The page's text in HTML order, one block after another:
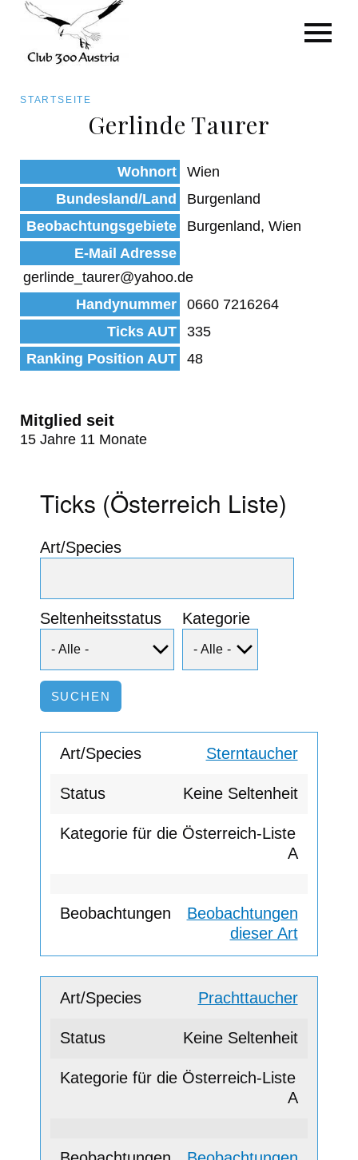
zum
Inhalt
Pfadnavigation
STARTSEITE
Gerlinde Taurer
Wohnort
Wien
Bundesland/Land
Burgenland
Beobachtungsgebiete
Burgenland, Wien
E-Mail Adresse
gerlinde_taurer@yahoo.de
Handynummer
0660 7216264
Ticks AUT
335
Ranking Position AUT
48
Mitglied seit
15 Jahre 11 Monate
Ticks (Österreich Liste)
Art/Species
Seltenheitsstatus Kategorie
Art/Species
Status
Kategorie für die Österreich-Liste
Beobachtungen
Sterntaucher
Keine Seltenheit
A
Beobachtungen
dieser Art
Prachttaucher
Keine Seltenheit
A